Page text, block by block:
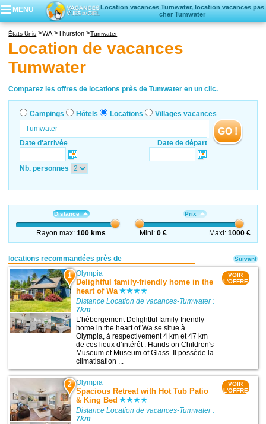
MENU
Location vacances Tumwater, location vacances pas
cher Tumwater
Locations vacances
États-Unis WA Thurston Tumwater
Location de vacances
Tumwater
Comparez les offres de locations près de Tumwater en un clic.
Campings Hôtels Locations Villages vacances
Date d'arrivée Date de départ
GO !
Nb. personnes
Distance
Rayon max:100 kms
Prix
Mini:0 € Maxi: 1000 €
locations recommandées près de
1 Olympia
Delightful family-friendly home in the
heart of Wa
Distance Location de vacances-Tumwater :
7km
L’hébergement Delightful family-friendly
home in the heart of Wa se situe à
Olympia, à respectivement 4 km et 47 km
de ces lieux d’intérêt : Hands on Children's
Museum et Museum of Glass. Il possède la
climatisation ...
VOIR
L'OFFRE
2 Olympia
Spacious Retreat with Hot Tub Patio
& King Bed
Distance Location de vacances-Tumwater :
7km
VOIR
L'OFFRE
Suivant